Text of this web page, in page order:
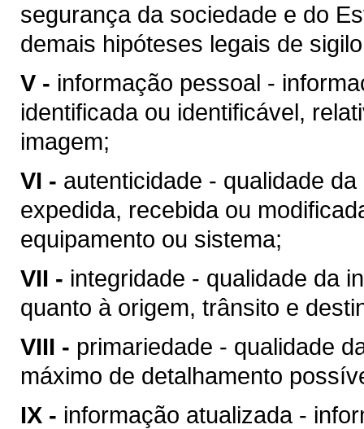
segurança da sociedade e do
demais hipóteses legais de
V - informação pessoal -
identificada ou identificável,
imagem;
VI - autenticidade - qualidade
expedida, recebida ou
equipamento ou sistema;
VII - integridade - qualidade da
quanto à origem, trânsito e
VIII - primariedade - qualidade
máximo de detalhamento
IX - informação atualizada -